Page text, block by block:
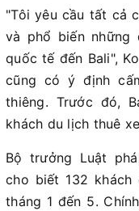
"Tôi yêu cầu tất cả
và phổ biến những
quốc tế đến Bali",
cũng có ý định
thiêng. Trước đó,
khách du lịch thuê
Bộ trưởng Luật
cho biết 132
tháng 1 đến 5.